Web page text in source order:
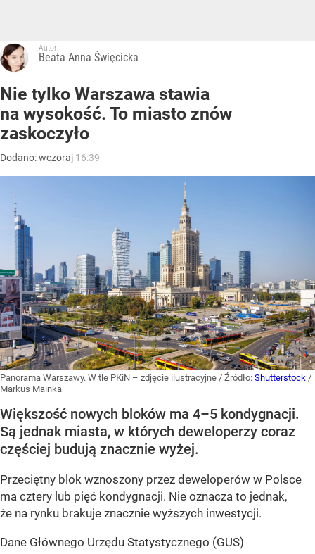
Autor:
Beata Anna Święcicka
Nie tylko Warszawa stawia
na wysokość. To miasto znów
zaskoczyło
Dodano:wczoraj 16:39
Panorama Warszawy. W tle PKiN – zdjęcie ilustracyjne / Źródło: Shutterstock /
Markus Mainka
Większość nowych bloków ma 4–5 kondygnacji.
Są jednak miasta, w których deweloperzy coraz
częściej budują znacznie wyżej.
Przeciętny blok wznoszony przez deweloperów w Polsce
ma cztery lub pięć kondygnacji. Nie oznacza to jednak,
że na rynku brakuje znacznie wyższych inwestycji.
Dane Głównego Urzędu Statystycznego (GUS)